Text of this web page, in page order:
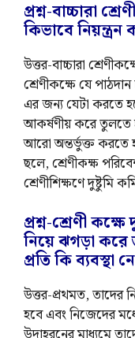
প্রশ্ন-বাচ্চারা
কিভাবে
উত্তর-বাচ্চারা
শ্রেণীকক্ষে যে
এর জন্য যেটা করতে
আকর্ষণীয় করে তুলতে
আরো অন্তর্ভুক্ত করতে
ছলে, শ্রেণীকক্ষ
শ্রেণীশিক্ষণে দুষ্টুমি
প্রশ্ন-শ্রেণী
নিয়ে ঝগড়া করে
প্রতি কি ব্যবস্থা
উত্তর-প্রথমত, তাদের
হবে এবং নিজেদের